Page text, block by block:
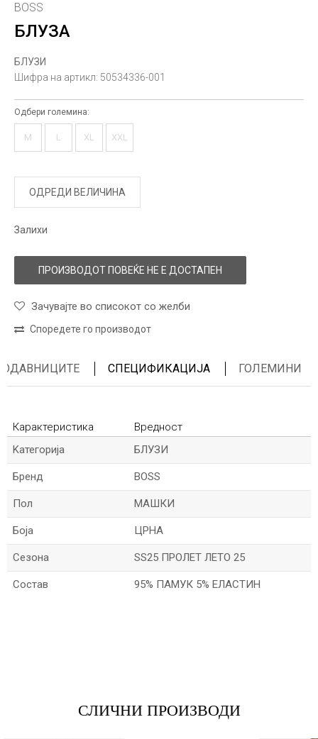
BOSS
БЛУЗА
БЛУЗИ
Шифра на артикл: 50534336-001
Одбери големина:
M L XL XXL
ОДРЕДИ ВЕЛИЧИНА
Залихи
ПРОИЗВОДОТ ПОВЕЌЕ НЕ Е ДОСТАПЕН
Зачувајте во списокот со желби
Споредете го производот
СПЕЦИФИКАЦИЈА ГОЛЕМИНИ
Карактеристика
Вредност
Kатегорија
БЛУЗИ
Бренд BOSS
Пол МАШКИ
Боја ЦРНА
Сезона SS25 ПРОЛЕТ ЛЕТО 25
Состав 95% ПАМУК 5% ЕЛАСТИН
СЛИЧНИ ПРОИЗВОДИ